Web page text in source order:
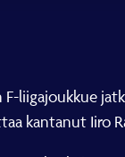
F-liigajoukkue
kantanut Iiro